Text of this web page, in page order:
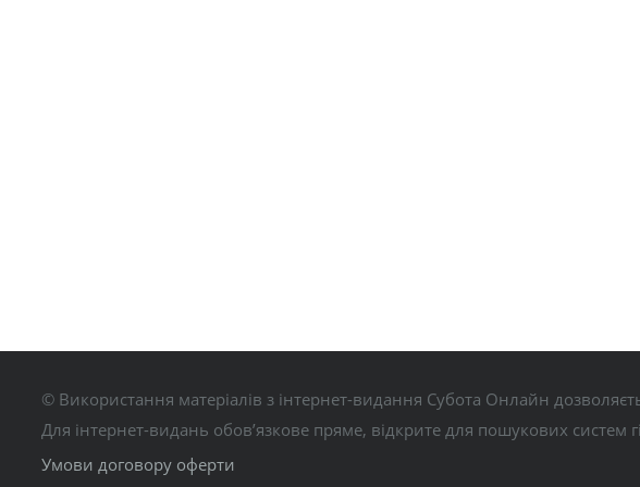
© Використання матеріалів з інтернет-видання Субота Онлайн
Для інтернет-видань обов’язкове пряме, відкрите для пошукових
Умови договору оферти